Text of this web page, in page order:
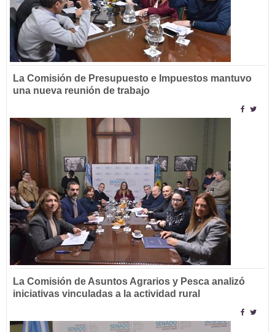
La Comisión de Presupuesto e Impuestos mantuvo
una nueva reunión de trabajo
La Comisión de Asuntos Agrarios y Pesca analizó
iniciativas vinculadas a la actividad rural